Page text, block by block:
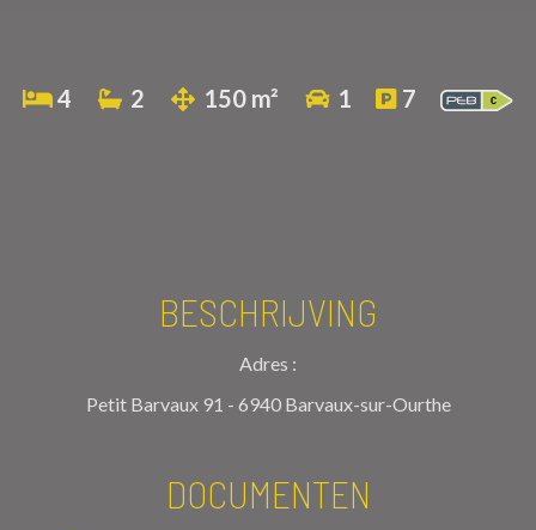
4 2 150 m² 1 7
BESCHRIJVING
Adres :
Petit Barvaux 91 - 6940 Barvaux-sur-Ourthe
DOCUMENTEN